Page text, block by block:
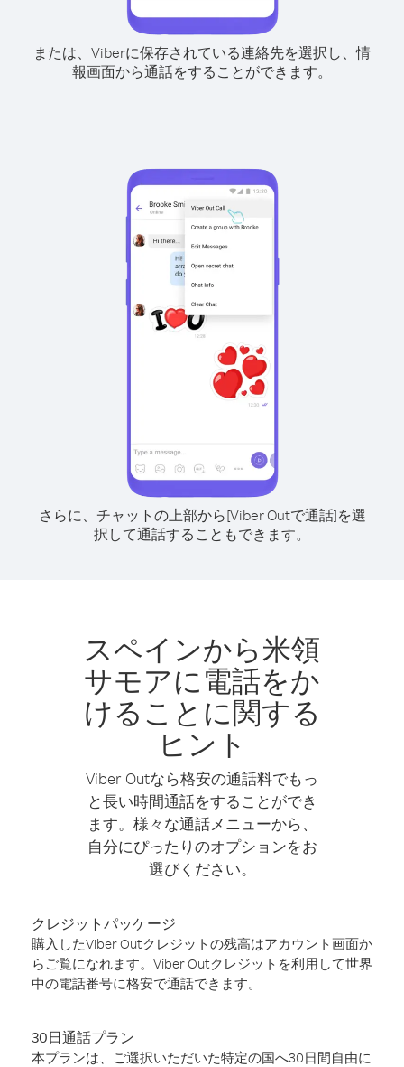
または、Viberに保存されている連絡先を選択し、情
報画面から通話をすることができます。
さらに、チャットの上部から[Viber Outで通話]を選
択して通話することもできます。
スペインから米領
サモアに電話をか
けることに関する
ヒント
Viber Outなら格安の通話料でもっ
と長い時間通話をすることができ
ます。様々な通話メニューから、
自分にぴったりのオプションをお
選びください。
クレジットパッケージ
購入したViber Outクレジットの残高はアカウント画面か
らご覧になれます。Viber Outクレジットを利用して世界
中の電話番号に格安で通話できます。
30日通話プラン
本プランは、ご選択いただいた特定の国へ30日間自由に